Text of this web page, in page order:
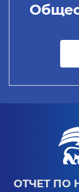
ОТЧЕТ ПО